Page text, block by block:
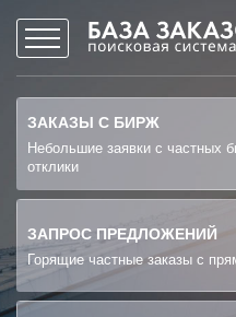
ЗАКАЗЫ С БИРЖ
Небольшие заявки с частных
отклики
ЗАПРОС ПРЕДЛОЖЕНИЙ
Горящие частные заказы с